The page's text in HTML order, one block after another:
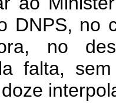
DNPS, no
no
falta,